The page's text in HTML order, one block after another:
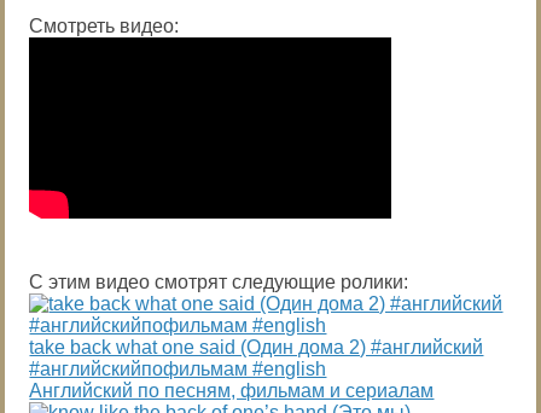
Смотреть видео:
С этим видео смотрят следующие ролики:
take back what one said (Один дома 2) #английский
#английскийпофильмам #english
Английский по песням, фильмам и сериалам